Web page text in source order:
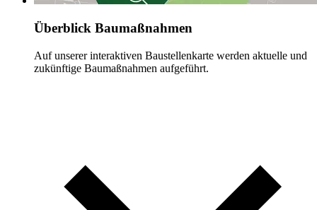
Überblick Baumaßnahmen
Auf unserer interaktiven Baustellenkarte werden aktuelle und
zukünftige Baumaßnahmen aufgeführt.